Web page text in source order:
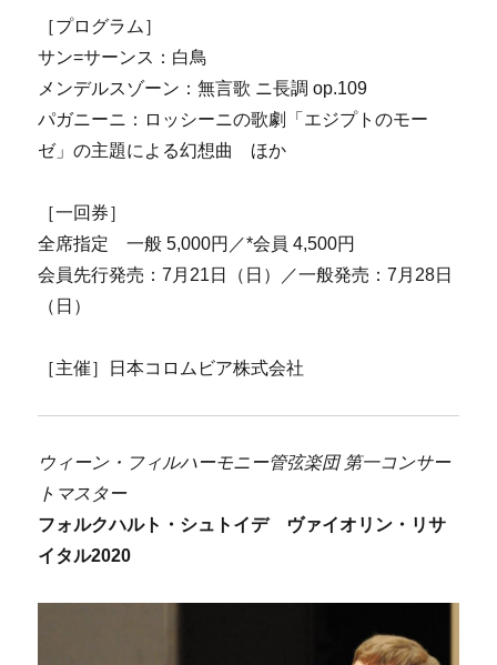
［プログラム］
サン=サーンス：白鳥
メンデルスゾーン：無言歌 ニ長調 op.109
パガニーニ：ロッシーニの歌劇「エジプトのモー
ゼ」の主題による幻想曲 ほか
［一回券］
全席指定 一般 5,000円／*会員 4,500円
会員先行発売：7月21日（日）／一般発売：7月28日
（日）
［主催］日本コロムビア株式会社
ウィーン・フィルハーモニー管弦楽団 第一コンサー
トマスター
フォルクハルト・シュトイデ ヴァイオリン・リサ
イタル2020